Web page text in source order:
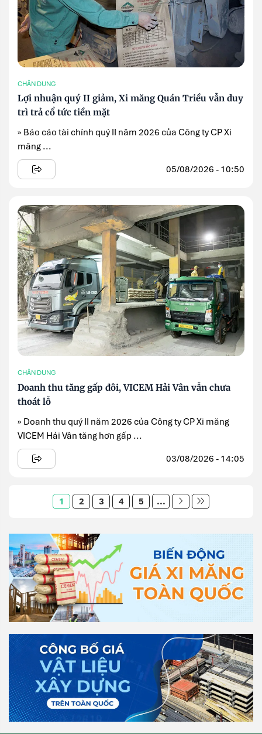
CHÂN DUNG
Lợi nhuận quý II giảm, Xi măng Quán Triều vẫn duy
trì trả cổ tức tiền mặt
» Báo cáo tài chính quý II năm 2026 của Công ty CP Xi
măng ...
05/08/2026 - 10:50
CHÂN DUNG
Doanh thu tăng gấp đôi, VICEM Hải Vân vẫn chưa
thoát lỗ
» Doanh thu quý II năm 2026 của Công ty CP Xi măng
VICEM Hải Vân tăng hơn gấp ...
03/08/2026 - 14:05
1 2 3 4 5 ...